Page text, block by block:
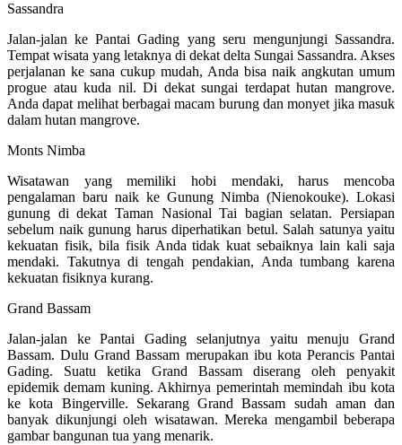
Sassandra
Jalan-jalan ke Pantai Gading yang seru mengunjungi Sassandra.
Tempat wisata yang letaknya di dekat delta Sungai Sassandra. Akses
perjalanan ke sana cukup mudah, Anda bisa naik angkutan umum
progue atau kuda nil. Di dekat sungai terdapat hutan mangrove.
Anda dapat melihat berbagai macam burung dan monyet jika masuk
dalam hutan mangrove.
Monts Nimba
Wisatawan yang memiliki hobi mendaki, harus mencoba
pengalaman baru naik ke Gunung Nimba (Nienokouke). Lokasi
gunung di dekat Taman Nasional Tai bagian selatan. Persiapan
sebelum naik gunung harus diperhatikan betul. Salah satunya yaitu
kekuatan fisik, bila fisik Anda tidak kuat sebaiknya lain kali saja
mendaki. Takutnya di tengah pendakian, Anda tumbang karena
kekuatan fisiknya kurang.
Grand Bassam
Jalan-jalan ke Pantai Gading selanjutnya yaitu menuju Grand
Bassam. Dulu Grand Bassam merupakan ibu kota Perancis Pantai
Gading. Suatu ketika Grand Bassam diserang oleh penyakit
epidemik demam kuning. Akhirnya pemerintah memindah ibu kota
ke kota Bingerville. Sekarang Grand Bassam sudah aman dan
banyak dikunjungi oleh wisatawan. Mereka mengambil beberapa
gambar bangunan tua yang menarik.